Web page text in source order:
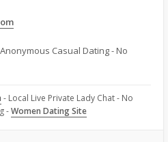
Casual Dating - No
- Local Live Private Lady Chat - No
-Women Dating Site